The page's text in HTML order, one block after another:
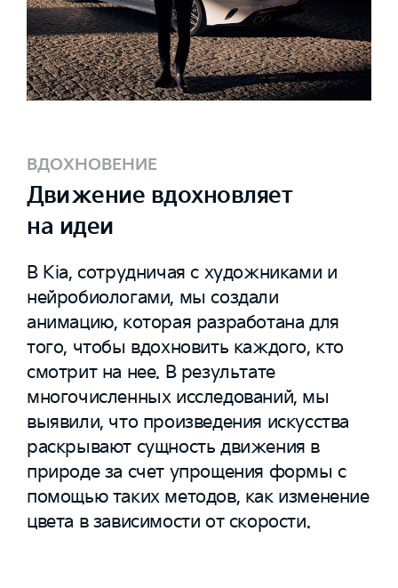
ВДОХНОВЕНИЕ
Движение вдохновляет
на идеи
В Kia, сотрудничая с художниками и
нейробиологами, мы создали
анимацию, которая разработана для
того, чтобы вдохновить каждого, кто
смотрит на нее. В результате
многочисленных исследований, мы
выявили, что произведения искусства
раскрывают сущность движения в
природе за счет упрощения формы с
помощью таких методов, как изменение
цвета в зависимости от скорости.